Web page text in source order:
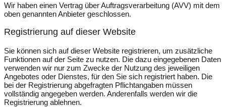
Wir haben einen Vertrag über Auftragsverarbeitung (AVV) mit dem
oben genannten Anbieter geschlossen.
Registrierung auf dieser Website
Sie können sich auf dieser Website registrieren, um zusätzliche
Funktionen auf der Seite zu nutzen. Die dazu eingegebenen Daten
verwenden wir nur zum Zwecke der Nutzung des jeweiligen
Angebotes oder Dienstes, für den Sie sich registriert haben. Die
bei der Registrierung abgefragten Pflichtangaben müssen
vollständig angegeben werden. Anderenfalls werden wir die
Registrierung ablehnen.